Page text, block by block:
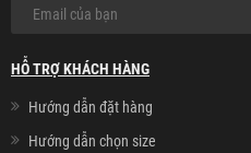
HỖ TRỢ KHÁCH HÀNG
Hướng dẫn đặt hàng
Hướng dẫn chọn size